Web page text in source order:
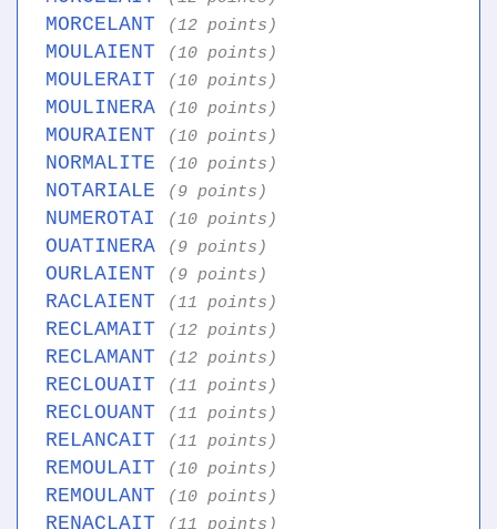
MORCELANT (12 points)
MOULAIENT (10 points)
MOULERAIT (10 points)
MOULINERA (10 points)
MOURAIENT (10 points)
NORMALITE (10 points)
NOTARIALE (9 points)
NUMEROTAI (10 points)
OUATINERA (9 points)
OURLAIENT (9 points)
RACLAIENT (11 points)
RECLAMAIT (12 points)
RECLAMANT (12 points)
RECLOUAIT (11 points)
RECLOUANT (11 points)
RELANCAIT (11 points)
REMOULAIT (10 points)
REMOULANT (10 points)
RENACLAIT (11 points)